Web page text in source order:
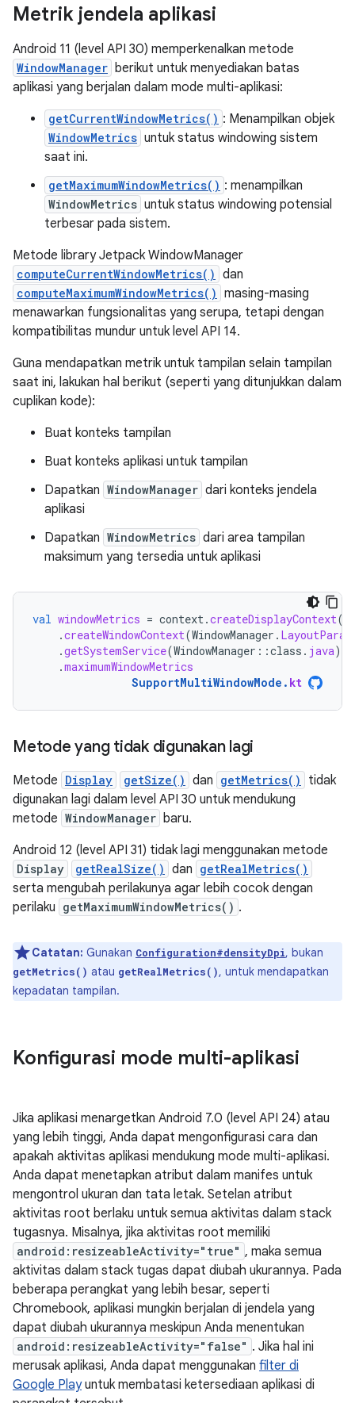
Metrik jendela aplikasi
Android 11 (level API 30) memperkenalkan metode
WindowManager berikut untuk menyediakan batas
aplikasi yang berjalan dalam mode multi-aplikasi:
getCurrentWindowMetrics() : Menampilkan objek
WindowMetrics untuk status windowing sistem
saat ini.
getMaximumWindowMetrics() : menampilkan
WindowMetrics untuk status windowing potensial
terbesar pada sistem.
Metode library Jetpack WindowManager
computeCurrentWindowMetrics() dan
computeMaximumWindowMetrics() masing-masing
menawarkan fungsionalitas yang serupa, tetapi dengan
kompatibilitas mundur untuk level API 14.
Guna mendapatkan metrik untuk tampilan selain tampilan
saat ini, lakukan hal berikut (seperti yang ditunjukkan dalam
cuplikan kode):
Buat konteks tampilan
Buat konteks aplikasi untuk tampilan
Dapatkan WindowManager dari konteks jendela
aplikasi
Dapatkan WindowMetrics dari area tampilan
maksimum yang tersedia untuk aplikasi
val windowMetrics = context.createDisplayContext(
.createWindowContext(WindowManager .
.getSystemService(WindowManager ::class . java)
.maximumWindowMetrics
SupportMultiWindowMode . kt
Metode yang tidak digunakan lagi
Metode Display getSize() dan getMetrics()
tidak
digunakan lagi dalam level API 30 untuk mendukung
metode WindowManager baru.
Android 12 (level API 31) tidak lagi menggunakan metode
Display getRealSize() dan getRealMetrics()
serta mengubah perilakunya agar lebih cocok dengan
perilaku getMaximumWindowMetrics() .
Catatan: Gunakan Configuration#densityDpi, bukan
getMetrics() atau getRealMetrics(), untuk mendapatkan
kepadatan tampilan.
Konfigurasi mode multi-aplikasi
Jika aplikasi menargetkan Android 7.0 (level API 24) atau
yang lebih tinggi, Anda dapat mengonfigurasi cara dan
apakah aktivitas aplikasi mendukung mode multi-aplikasi.
Anda dapat menetapkan atribut dalam manifes untuk
mengontrol ukuran dan tata letak. Setelan atribut
aktivitas root berlaku untuk semua aktivitas dalam stack
tugasnya. Misalnya, jika aktivitas root memiliki
android:resizeableActivity="true" , maka semua
aktivitas dalam stack tugas dapat diubah ukurannya. Pada
beberapa perangkat yang lebih besar, seperti
Chromebook, aplikasi mungkin berjalan di jendela yang
dapat diubah ukurannya meskipun Anda menentukan
android:resizeableActivity="false" . Jika hal ini
merusak aplikasi, Anda dapat menggunakan filter di
Google Playuntuk membatasi ketersediaan aplikasi di